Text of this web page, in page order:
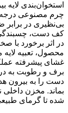
استخوان‌بندی لایه
چرم مصنوعی
بی‌نظیری در برابر
کف دست، چسبندگی
در اثر برخورد با
محصول، تعبیه
غشای پیشرفته
برف و رطوبت به
دست را به بیرون
بماند. مخزن داخلی
شده تا گرمای